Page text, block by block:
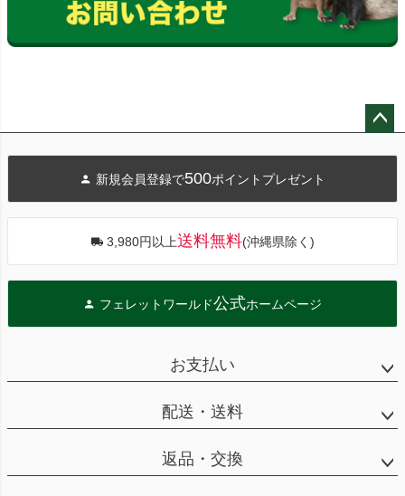
へ
新規会員登録で500ポイントプレゼント
3,980円以上送料無料(沖縄県除く)
フェレットワールド公式ホームページ
お支払い
配送・送料
返品・交換